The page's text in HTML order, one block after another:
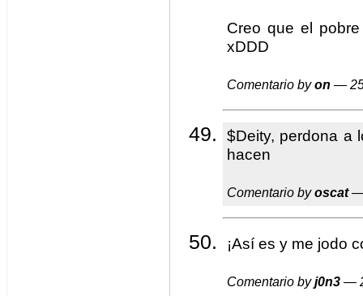
Creo que el
xDDD
Comentario byon —
$Deity, perdona a
hacen
Comentario byoscat—
¡Así es y me jodo
Comentario byj0n3 —